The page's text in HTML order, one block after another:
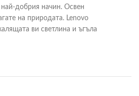
добрия начин. Освен
на природата. Lenovo
ви светлина и ъгъла